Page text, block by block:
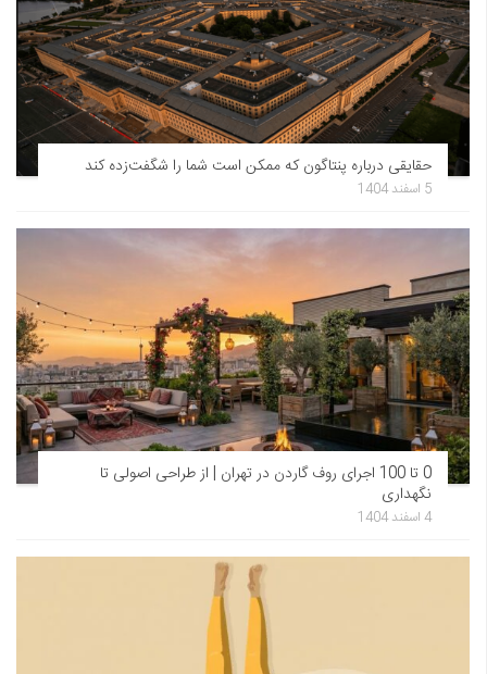
حقایقی درباره پنتاگون که ممکن است شما را شگفت‌زده کند
5 اسفند 1404
0 تا 100 اجرای روف گاردن در تهران | از طراحی اصولی تا
نگهداری
4 اسفند 1404